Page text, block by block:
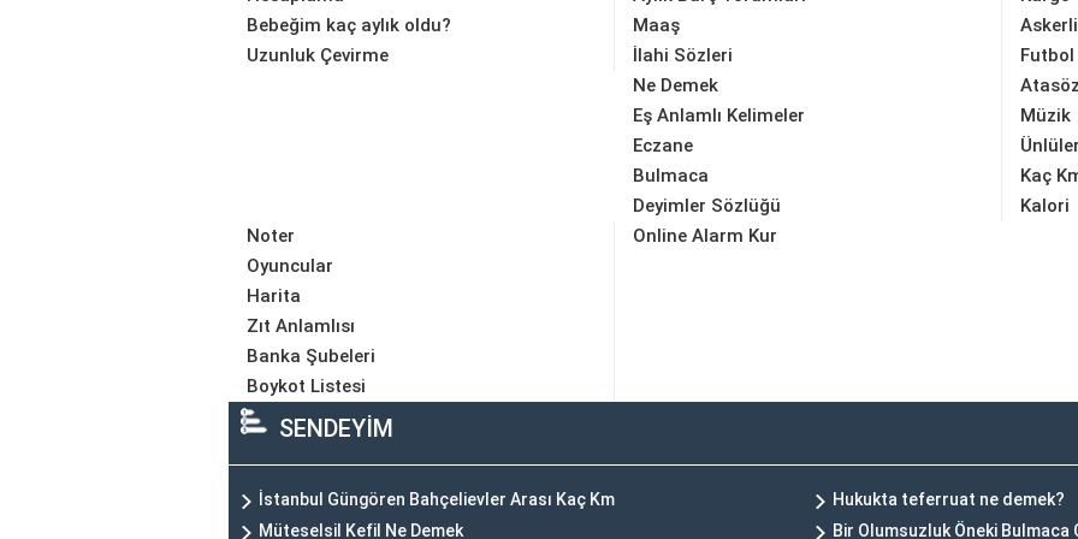
Bebeğim kaç aylık oldu?
Uzunluk Çevirme
Maaş
İlahi Sözleri
Ne Demek
Eş Anlamlı Kelimeler
Eczane
Bulmaca
Deyimler Sözlüğü
Futbol
Müzik
Ünlüler
Kaç
Kalori
Noter
Oyuncular
Harita
Zıt Anlamlısı
Banka Şubeleri
Boykot Listesi
Online Alarm Kur
SENDEYİM
İstanbul Güngören Bahçelievler Arası Kaç Km
Hukukta teferruat ne demek?
Müteselsil Kefil Ne Demek
Bir Olumsuzluk Öneki Bulmaca